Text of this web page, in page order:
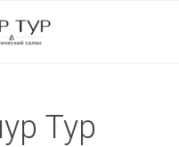
Тур